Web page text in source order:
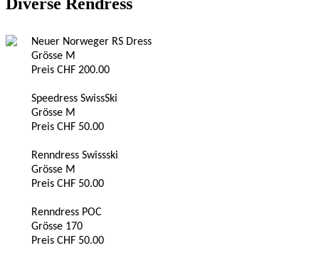
Neuer Norweger RS Dress
Grösse M
Preis CHF 200.00
Speedress SwissSki
Grösse M
Preis CHF 50.00
Renndress Swissski
Grösse M
Preis CHF 50.00
Renndress POC
Grösse 170
Preis CHF 50.00